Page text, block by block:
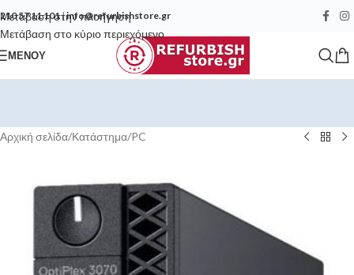
Μετάβαση στην πλοήγηση
Μετάβαση στο κύριο περιεχόμενο
210 57 11 101|info@refurbishstore.gr
ΜΕΝΟΎ
Αρχική σελίδα/Κατάστημα/PC